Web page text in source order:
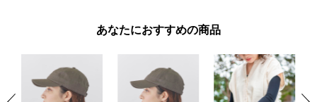
あなたにおすすめの商品